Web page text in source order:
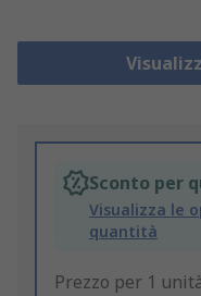
Sconto per
Visualizza le
quantità
Prezzo per 1